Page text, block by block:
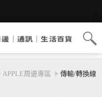
APPLE周邊專區 傳輸/轉換線